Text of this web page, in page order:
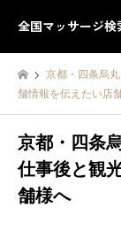
全国マッサージ検
京都・四条烏
舗情報を伝えたい店
京都・四条
仕事後と観
舗様へ